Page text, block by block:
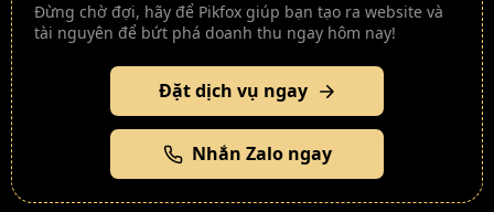
Đừng chờ đợi, hãy để Pikfox giúp bạn tạo ra website và
tài nguyên để bứt phá doanh thu ngay hôm nay!
Đặt dịch vụ ngay
Nhắn Zalo ngay